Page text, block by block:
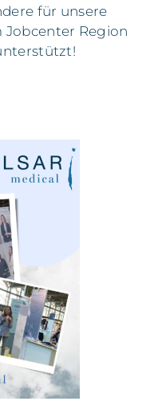
für unsere
Region